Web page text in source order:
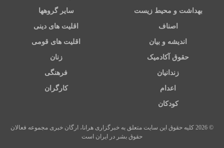
بهداشت و محیط زیست سایر گروهها
اصناف اقلیت های دینی
اندیشه و بیان اقلیت های قومی
حقوق آکادمیک زنان
زندانیان فرهنگی
اعدام کارگران
کودکان
© 2026 کلیه حقوق این سایت متعلق به خبرگزاری هرانا، ارگان خبری مجموعه فعالان
حقوق بشر در ایران است